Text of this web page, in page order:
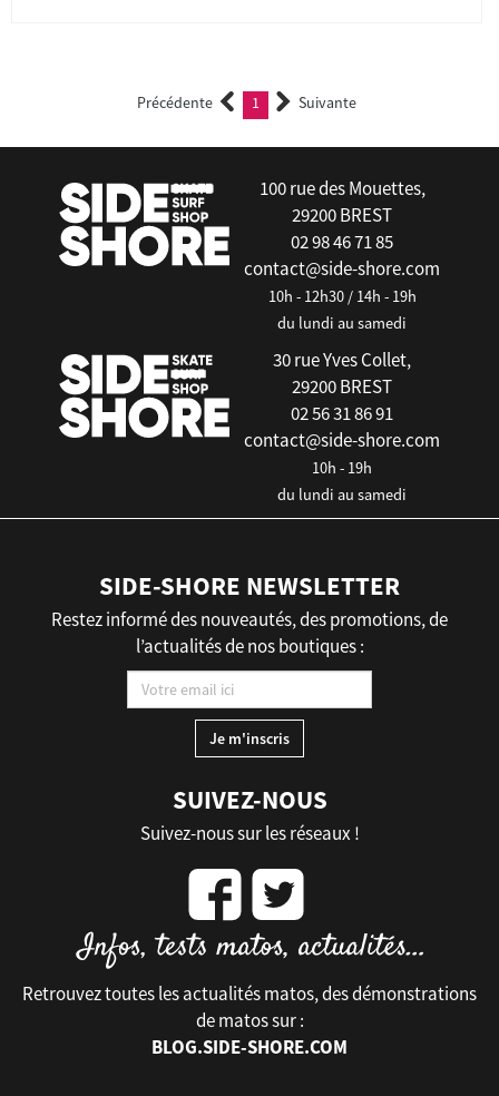
Précédente 1 (current)Suivante
100 rue des Mouettes,
29200 BREST
02 98 46 71 85
contact@side-shore.com
10h - 12h30 / 14h - 19h
du lundi au samedi
30 rue Yves Collet,
29200 BREST
02 56 31 86 91
contact@side-shore.com
10h - 19h
du lundi au samedi
SIDE-SHORE NEWSLETTER
Restez informé des nouveautés, des promotions, de
l’actualités de nos boutiques :
SUIVEZ-NOUS
Suivez-nous sur les réseaux !
Retrouvez toutes les actualités matos, des démonstrations
de matos sur :
BLOG.SIDE-SHORE.COM